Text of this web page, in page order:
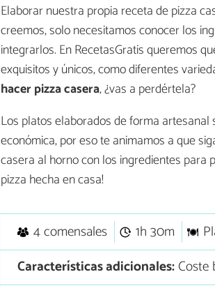
Elaborar nuestra propia receta de pizza
creemos, solo necesitamos conocer los
integrarlos. En RecetasGratis queremos
exquisitos y únicos, como diferentes
hacerpizza casera, ¿vas a perdértela?
Los platos elaborados de forma
económica, por eso te animamos a que
casera al horno con los ingredientes para
pizza hecha en casa!
4 comensales 1h 30m
Características adicionales:Coste